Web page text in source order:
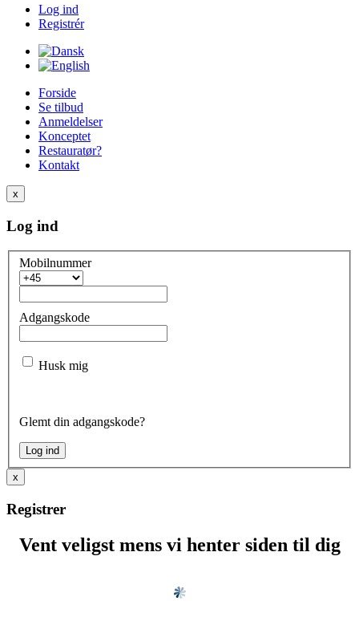
Log ind
Registrér
Forside
Se tilbud
Anmeldelser
Konceptet
Restauratør?
Kontakt
x
Log ind
Mobilnummer
Adgangskode
Husk mig
Glemt din adgangskode?
x
Registrer
Vent veligst mens vi henter siden til dig